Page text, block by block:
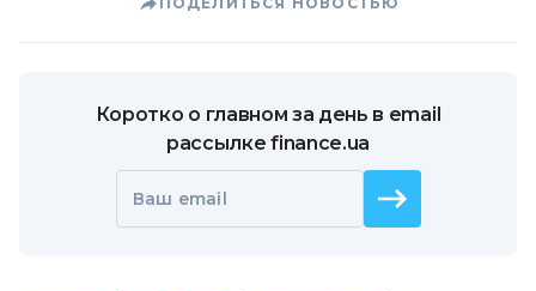
Коротко о главном за день в email
рассылке finance.ua
Ваш email